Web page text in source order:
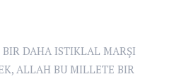
DAHA ISTIKLAL MARŞI
, ALLAH BU MILLETE BIR